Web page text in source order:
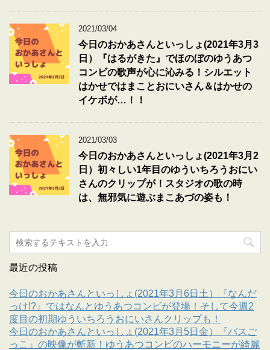
2021/03/04
今日のおかあさんといっしょ(2021年3月3
日）『はるがきた』でほのぼのゆうあつ
コンビの歌声が心に沁みる！シルエット
はかせではまことおにいさん＆はかせの
イケボが…！！
2021/03/03
今日のおかあさんといっしょ(2021年3月2
日）初々しい1年目のゆういちろうおにい
さんのクリップが！スタジオの歌の時
は、無邪気に遊ぶまこあづの姿も！
最近の投稿
今日のおかあさんといっしょ(2021年3月6日土）『なんだ
っけ!?』ではなんとゆうあつコンビが登場！そして今週2
度目の初期ゆういちろうおにいさんクリップも！
今日のおかあさんといっしょ(2021年3月5日金）『バスご
っこ』の映像が斬新！ゆうあつコンビのハーモニーが綺麗